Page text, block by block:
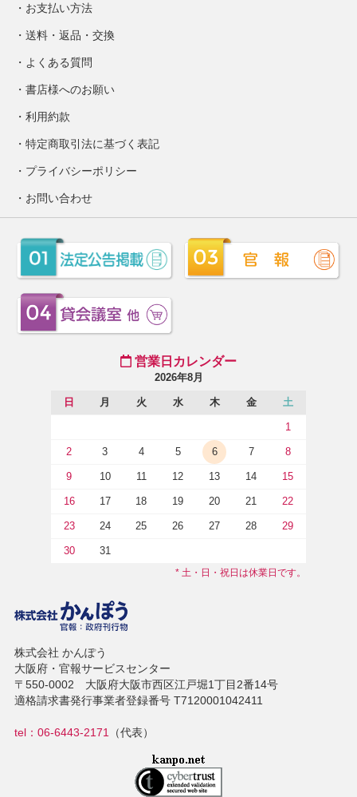
お支払い方法
送料・返品・交換
よくある質問
書店様へのお願い
利用約款
特定商取引法に基づく表記
プライバシーポリシー
お問い合わせ
営業日カレンダー
2026年8月
日 月 火 水 木 金 土
1
2 3 4 5 6 7 8
9 10 11 12 13 14 15
16 17 18 19 20 21 22
23 24 25 26 27 28 29
30 31
* 土・日・祝日は休業日です。
株式会社 かんぽう
大阪府・官報サービスセンター
〒550-0002 大阪府大阪市西区江戸堀1丁目2番14号
適格請求書発行事業者登録番号 T7120001042411
tel：06-6443-2171 （代表）